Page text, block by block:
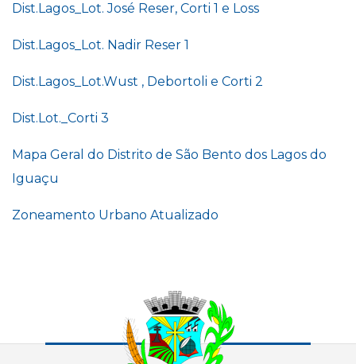
Dist.Lagos_Lot. José Reser, Corti 1 e Loss
Dist.Lagos_Lot. Nadir Reser 1
Dist.Lagos_Lot.Wust , Debortoli e Corti 2
Dist.Lot._Corti 3
Mapa Geral do Distrito de São Bento dos Lagos do
Iguaçu
Zoneamento Urbano Atualizado